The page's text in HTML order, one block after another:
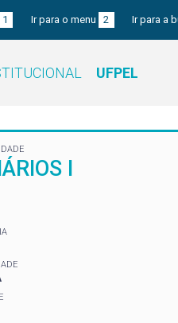
1 Ir para o menu 2 Ir para a
UFPEL
I